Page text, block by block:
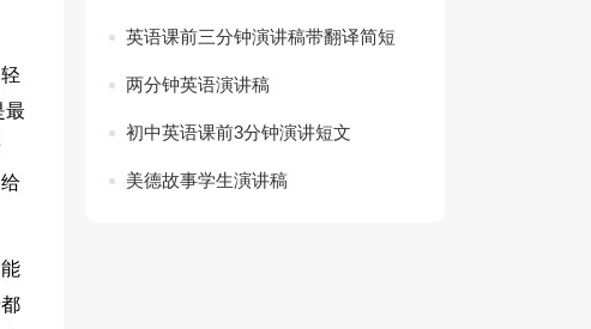
最
英语课前三分钟演讲稿带翻译简短
两分钟英语演讲稿
初中英语课前3分钟演讲短文
美德故事学生演讲稿